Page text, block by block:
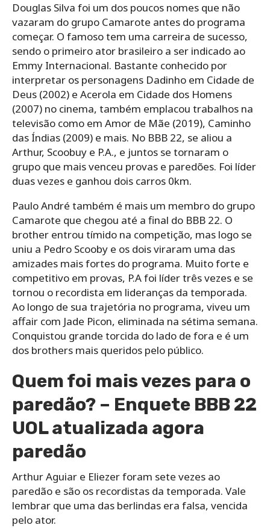
Douglas Silva foi um dos poucos nomes que não
vazaram do grupo Camarote antes do programa
começar. O famoso tem uma carreira de sucesso,
sendo o primeiro ator brasileiro a ser indicado ao
Emmy Internacional. Bastante conhecido por
interpretar os personagens Dadinho em Cidade de
Deus (2002) e Acerola em Cidade dos Homens
(2007) no cinema, também emplacou trabalhos na
televisão como em Amor de Mãe (2019), Caminho
das Índias (2009) e mais. No BBB 22, se aliou a
Arthur, Scoobuy e P.A., e juntos se tornaram o
grupo que mais venceu provas e paredões. Foi líder
duas vezes e ganhou dois carros 0km.
Paulo André também é mais um membro do grupo
Camarote que chegou até a final do BBB 22. O
brother entrou tímido na competição, mas logo se
uniu a Pedro Scooby e os dois viraram uma das
amizades mais fortes do programa. Muito forte e
competitivo em provas, P.A foi líder três vezes e se
tornou o recordista em lideranças da temporada.
Ao longo de sua trajetória no programa, viveu um
affair com Jade Picon, eliminada na sétima semana.
Conquistou grande torcida do lado de fora e é um
dos brothers mais queridos pelo público.
Quem foi mais vezes para o
paredão? – Enquete BBB 22
UOL atualizada agora
paredão
Arthur Aguiar e Eliezer foram sete vezes ao
paredão e são os recordistas da temporada. Vale
lembrar que uma das berlindas era falsa, vencida
pelo ator.